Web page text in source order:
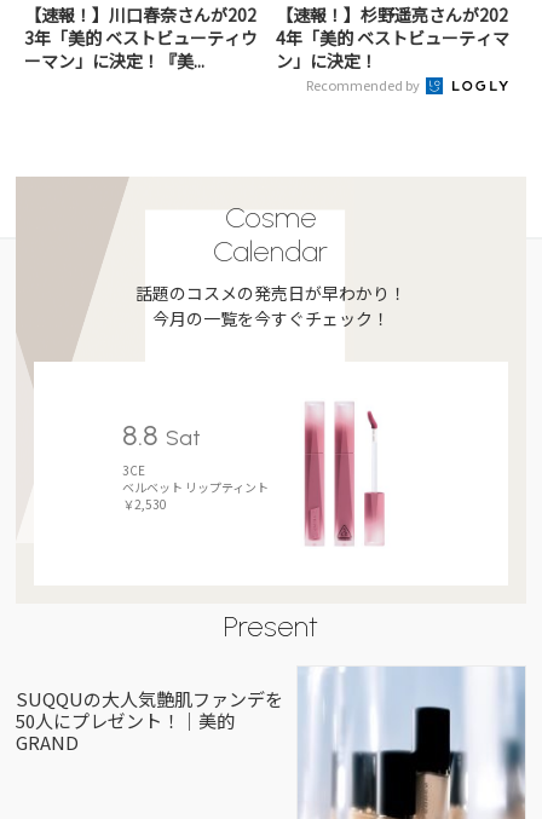
【速報！】川口春奈さんが202
3年「美的 ベストビューティウ
ーマン」に決定！『美...
【速報！】杉野遥亮さんが202
4年「美的 ベストビューティマ
ン」に決定！
Recommended by
Cosme
Calendar
話題のコスメの発売日が早わかり！
今月の一覧を今すぐチェック！
8.8 Sat
3CE
ベルベット リップティント
￥2,530
Present
SUQQUの大人気艶肌ファンデを
50人にプレゼント！｜美的
GRAND